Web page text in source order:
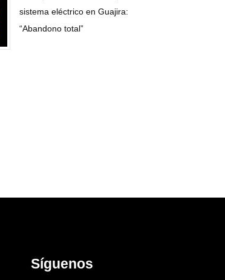
sistema eléctrico en Guajira:
“Abandono total”
Síguenos